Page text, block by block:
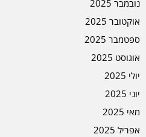
נובמבר 2025
אוקטובר 2025
ספטמבר 2025
אוגוסט 2025
יולי 2025
יוני 2025
מאי 2025
אפריל 2025